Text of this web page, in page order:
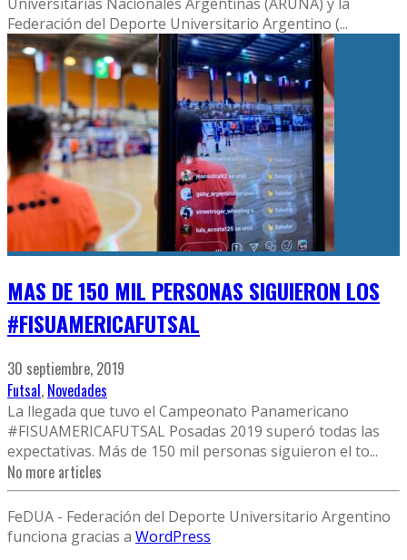
Federación del Deporte Universitario Argentino (...
MAS DE 150 MIL PERSONAS SIGUIERON LOS
#FISUAMERICAFUTSAL
30 septiembre, 2019
Futsal, Novedades
La llegada que tuvo el Campeonato Panamericano
#FISUAMERICAFUTSAL Posadas 2019 superó todas las
expectativas. Más de 150 mil personas siguieron el to...
No more articles
FeDUA - Federación del Deporte Universitario Argentino
funciona gracias a WordPress